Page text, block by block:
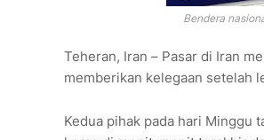
Bendera
Teheran, Iran – Pasar di Iran
memberikan kelegaan setelah
Kedua pihak pada hari Minggu